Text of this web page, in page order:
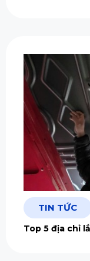
TIN TỨC
Top 5 địa chỉ